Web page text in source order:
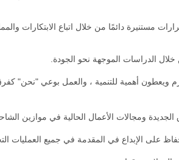
مستنيرة دائمًا من خلال اتباع الابتكارات
الدراسات الموجهة نحو الجودة.
ويعطون أهمية للتنمية ، والعمل بوعي "نحن" كفرق
ومجالات الأعمال الحالية في موازين
على الإبداع في المقدمة في جميع العمليات